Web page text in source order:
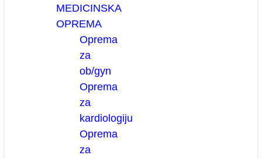
MEDICINSKA
OPREMA
Oprema
za
ob/gyn
Oprema
za
kardiologiju
Oprema
za